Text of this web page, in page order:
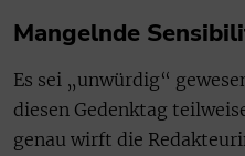
Mangelnde
Es sei „unwürdig“
diesen Gedenktag
genau wirft die